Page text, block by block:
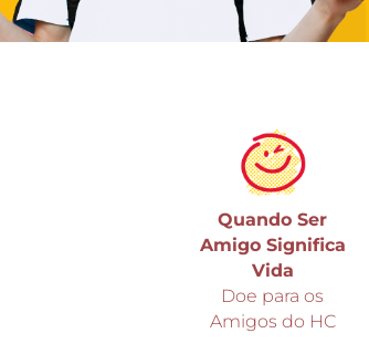
Quando Ser
Amigo Significa
Vida
Doe para os
Amigos do HC